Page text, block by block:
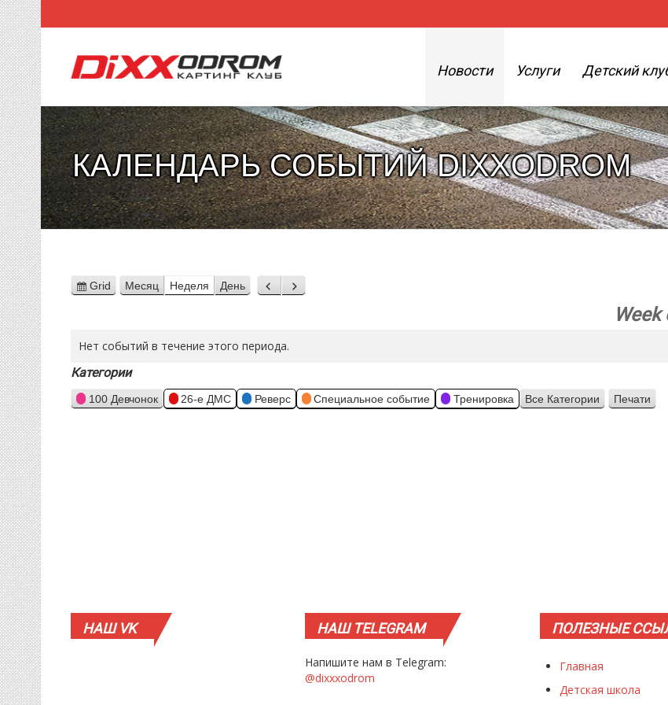
Новости Услуги Детский
КАЛЕНДАРЬ СОБЫТИЙ DIXXODROM
View
Grid Месяц Неделя День Назад
Вперед
Нет событий в течение этого периода.
Категории
100 Девчонок 26-е ДМС Реверс Специальное событие Тренировка Все Категории Просмотр
Печати
НАШVK НАШTELEGRAM
Напишите нам в Telegram:
@dixxxodrom
ПОЛЕЗНЫЕ
Главная
Детская школа